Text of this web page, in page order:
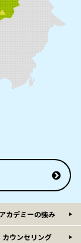
カデミーの強み
カウンセリング